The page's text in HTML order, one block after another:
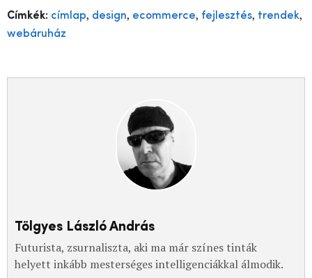
Címkék: címlap, design, ecommerce, fejlesztés, trendek,
webáruház
Tölgyes László András
Futurista, zsurnaliszta, aki ma már színes tinták
helyett inkább mesterséges intelligenciákkal álmodik.